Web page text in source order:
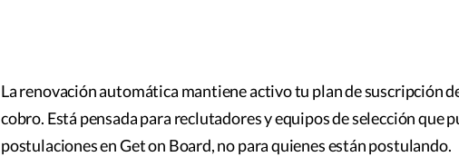
La renovación automática mantiene activo tu plan de suscripción
cobro. Está pensada para reclutadores y equipos de selección que
postulaciones en Get on Board, no para quienes están postulando.